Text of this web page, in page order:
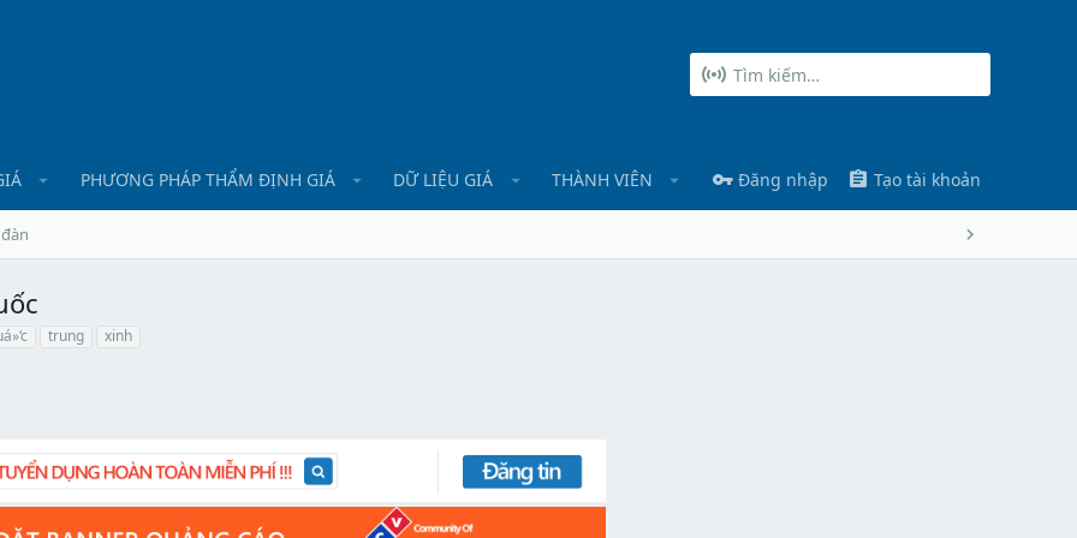
PHƯƠNG PHÁP THẨM ĐỊNH GIÁ DỮ LIỆU GIÁ THÀNH VIÊN Đăng nhập Tạo tài khoản
trung xinh